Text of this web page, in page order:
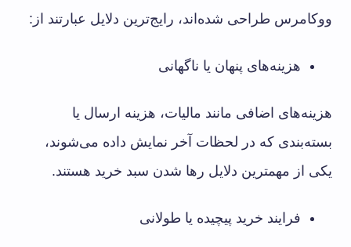
ووکامرس طراحی شده‌اند، رایج‌ترین دلایل عبارتند از:
هزینه‌های پنهان یا ناگهانی
هزینه‌های اضافی مانند مالیات، هزینه ارسال یا
بسته‌بندی که در لحظات آخر نمایش داده می‌شوند،
یکی از مهمترین دلایل رها شدن سبد خرید هستند.
فرایند خرید پیچیده یا طولانی